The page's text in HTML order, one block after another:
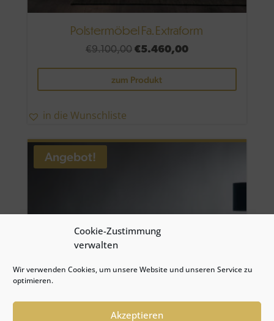
Cookie-Zustimmung
verwalten
Wir verwenden Cookies, um unsere Website und unseren Service zu
optimieren.
Akzeptieren
Polstermöbel Fa. Extraform
€9.100,00 Ursprünglicher
war:
€5.460,00Aktueller
zum Produkt
in die Wunschliste
Angebot!